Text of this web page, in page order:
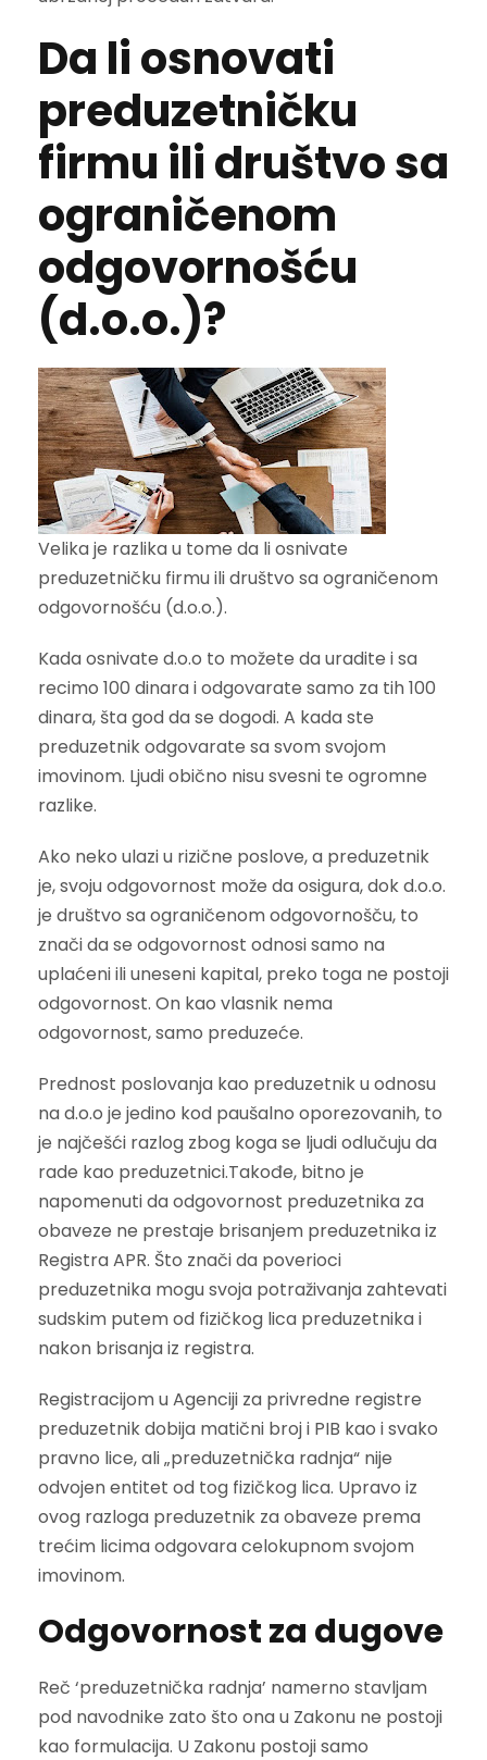
Da li osnovati
preduzetničku
firmu ili društvo sa
ograničenom
odgovornošću
(d.o.o.)?
Velika je razlika u tome da li osnivate
preduzetničku firmu ili društvo sa ograničenom
odgovornošću (d.o.o.).
Kada osnivate d.o.o to možete da uradite i sa
recimo 100 dinara i odgovarate samo za tih 100
dinara, šta god da se dogodi. A kada ste
preduzetnik odgovarate sa svom svojom
imovinom. Ljudi obično nisu svesni te ogromne
razlike.
Ako neko ulazi u rizične poslove, a preduzetnik
je, svoju odgovornost može da osigura, dok d.o.o.
je društvo sa ograničenom odgovornošču, to
znači da se odgovornost odnosi samo na
uplaćeni ili uneseni kapital, preko toga ne postoji
odgovornost. On kao vlasnik nema
odgovornost, samo preduzeće.
Prednost poslovanja kao preduzetnik u odnosu
na d.o.o je jedino kod paušalno oporezovanih, to
je najčešći razlog zbog koga se ljudi odlučuju da
rade kao preduzetnici.Takođe, bitno je
napomenuti da odgovornost preduzetnika za
obaveze ne prestaje brisanjem preduzetnika iz
Registra APR. Što znači da poverioci
preduzetnika mogu svoja potraživanja zahtevati
sudskim putem od fizičkog lica preduzetnika i
nakon brisanja iz registra.
Registracijom u Agenciji za privredne registre
preduzetnik dobija matični broj i PIB kao i svako
pravno lice, ali „preduzetnička radnja“ nije
odvojen entitet od tog fizičkog lica. Upravo iz
ovog razloga preduzetnik za obaveze prema
trećim licima odgovara celokupnom svojom
imovinom.
Odgovornost za dugove
Reč ‘preduzetnička radnja’ namerno stavljam
pod navodnike zato što ona u Zakonu ne postoji
kao formulacija. U Zakonu postoji samo